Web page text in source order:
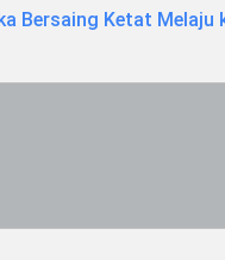
Bersaing Ketat Melaju